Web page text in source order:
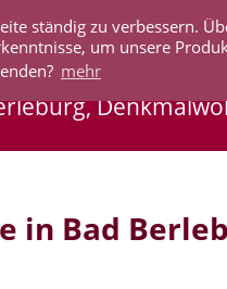
ständig zu verbessern.
um unsere
mehr
IMMOBILIEN
in Bad